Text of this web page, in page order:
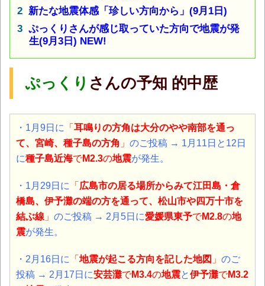
新たな地震体感「珍しい方向から」(9月1日)
ぷっくりさんが感じ取っていた方向で地震が発
生(9月3日) NEW!
ぷっくり さんの予知 的中歴
・1月9日に 「 耳鳴りの方角は大分のやや南部を通っ
て、宮崎、種子島の方角 」 のご投稿 → 1月11日と12日
に種子島近海でM2.3の地震が発生。
・1月29日に 「 広島市の居る場所からみて江田島・倉
橋島、伊予灘の端の方を通って、松山市や四万十市を
結ぶ線 」 のご投稿 → 2月5日に愛媛県東予でM2.8の地
震が発生。
・2月16日に 「 地震が起こる方向を記した地図 」 のご
投稿 → 2月17日に安芸灘でM3.4の地震と伊予灘でM3.2